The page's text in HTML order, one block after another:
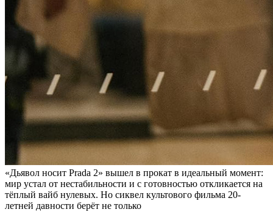
«Дьявол носит Prada 2» вышел в прокат в идеальный момент:
мир устал от нестабильности и с готовностью откликается на
тёплый вайб нулевых. Но сиквел культового фильма 20-
летней давности берёт не только